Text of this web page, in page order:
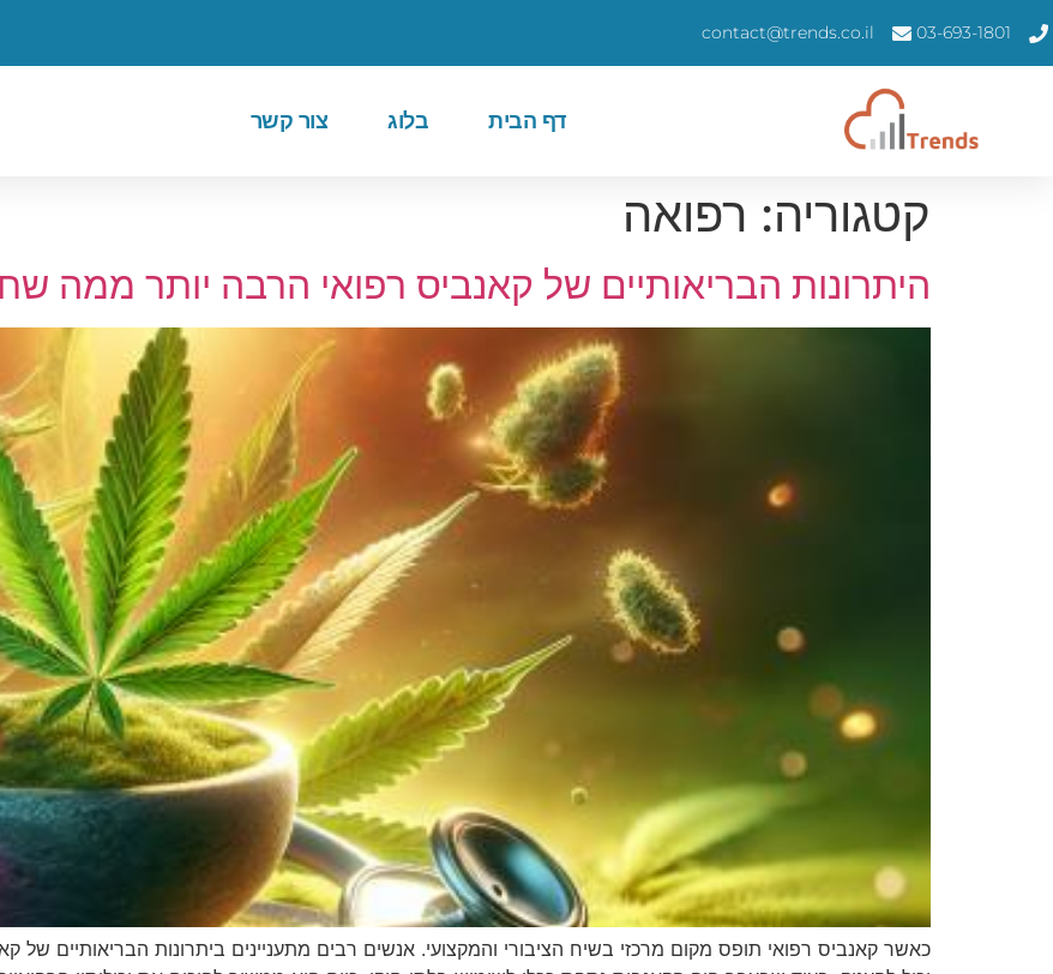
03-693-1801
contact@trends.co.il
דף הבית בלוג צור קשר
קטגוריה: רפואה
היתרונות הבריאותיים של קאנביס רפואי הרבה יותר ממה
כאשר קאנביס רפואי תופס מקום מרכזי בשיח הציבורי והמקצועי. אנשים רבים מתעניינים ביתרונות הבריאותיים של